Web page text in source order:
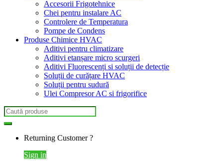
Accesorii Frigotehnice
Chei pentru instalare AC
Controlere de Temperatura
Pompe de Condens
Produse Chimice HVAC
Aditivi pentru climatizare
Aditivi etanșare micro scurgeri
Aditivi Fluorescenți si soluții de detecție
Soluții de curățare HVAC
Soluții pentru sudură
Ulei Compresor AC si frigorifice
Search
for:
Returning Customer ?
Sign in